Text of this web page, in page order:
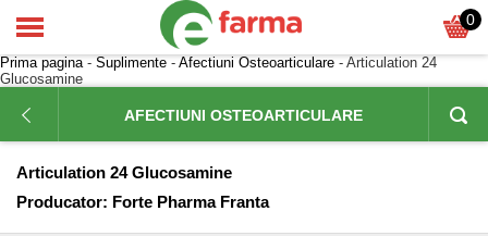
0
Prima pagina- Suplimente - Afectiuni Osteoarticulare - Articulation 24
Glucosamine
AFECTIUNI OSTEOARTICULARE
Articulation 24 Glucosamine
Producator: Forte Pharma Franta